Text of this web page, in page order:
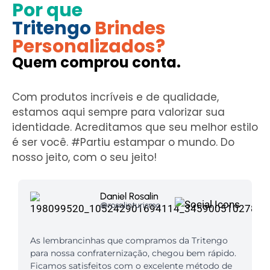
Por que
TritengoBrindes
Personalizados?
Quem comprou conta.
Com produtos incríveis e de qualidade,
estamos aqui sempre para valorizar sua
identidade. Acreditamos que seu melhor estilo
é ser você. #Partiu estampar o mundo. Do
nosso jeito, com o seu jeito!
Daniel Rosalin
@rosalinturismo
As lembrancinhas que compramos da Tritengo
para nossa confraternização, chegou bem rápido.
Ficamos satisfeitos com o excelente método de